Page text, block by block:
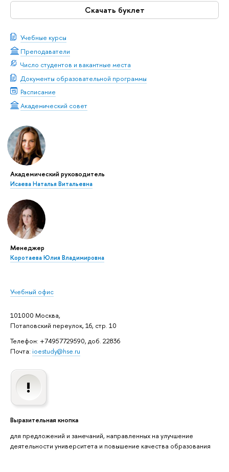
Скачать буклет
Учебные курсы
Преподаватели
Число студентов и вакантные места
Документы образовательной программы
Расписание
Академический совет
Академический руководитель
Исаева Наталья Витальевна
Менеджер
Коротаева Юлия Владимировна
Учебный офис
101000 Москва,
Потаповский переулок, 16, стр. 10
Телефон: +74957729590, доб. 22836
Почта: ioestudy@hse.ru
Выразительная кнопка
для предложений и замечаний, направленных на улучшение
деятельности университета и повышение качества образования